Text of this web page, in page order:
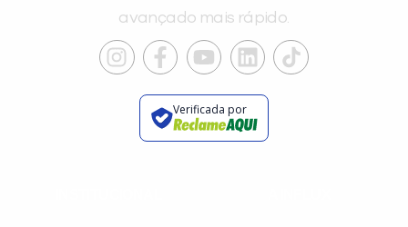
avançado mais rápido.
Verificada por